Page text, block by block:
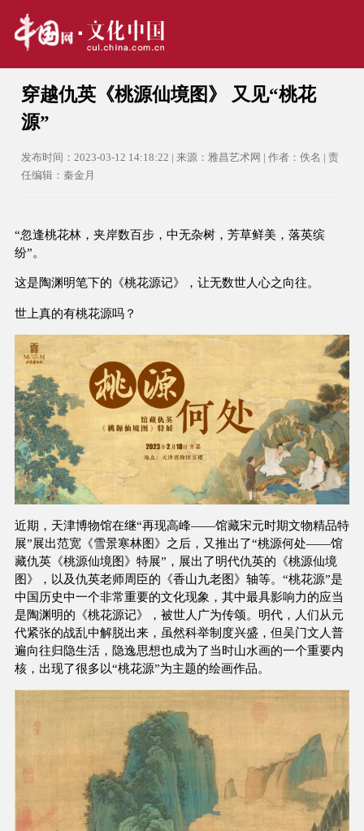
穿越仇英《桃源仙境图》 又见“桃花
源”
发布时间：2023-03-12 14:18:22 | 来源：雅昌艺术网 | 作者：佚名 | 责
任编辑：秦金月
“忽逢桃花林，夹岸数百步，中无杂树，芳草鲜美，落英缤
纷”。
这是陶渊明笔下的《桃花源记》，让无数世人心之向往。
世上真的有桃花源吗？
近期，天津博物馆在继“再现高峰——馆藏宋元时期文物精品特
展”展出范宽《雪景寒林图》之后，又推出了“桃源何处——馆
藏仇英《桃源仙境图》特展”，展出了明代仇英的《桃源仙境
图》，以及仇英老师周臣的《香山九老图》轴等。“桃花源”是
中国历史中一个非常重要的文化现象，其中最具影响力的应当
是陶渊明的《桃花源记》，被世人广为传颂。明代，人们从元
代紧张的战乱中解脱出来，虽然科举制度兴盛，但吴门文人普
遍向往归隐生活，隐逸思想也成为了当时山水画的一个重要内
核，出现了很多以“桃花源”为主题的绘画作品。